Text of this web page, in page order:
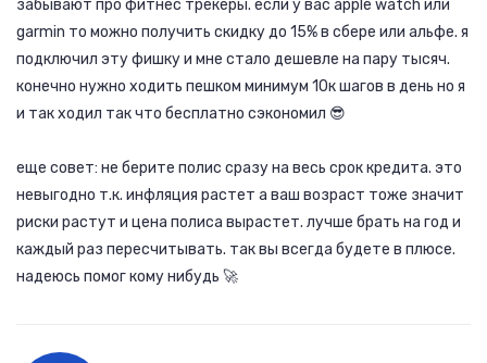
забывают про фитнес трекеры. если у вас apple watch или
garmin то можно получить скидку до 15% в сбере или альфе. я
подключил эту фишку и мне стало дешевле на пару тысяч.
конечно нужно ходить пешком минимум 10к шагов в день но я
и так ходил так что бесплатно сэкономил 😎
еще совет: не берите полис сразу на весь срок кредита. это
невыгодно т.к. инфляция растет а ваш возраст тоже значит
риски растут и цена полиса вырастет. лучше брать на год и
каждый раз пересчитывать. так вы всегда будете в плюсе.
надеюсь помог кому нибудь 🚀